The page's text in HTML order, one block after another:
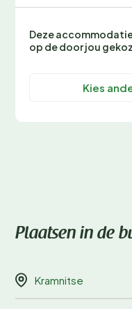
Deze
op de door jou
Kies
Plaatsen in de
Kramnitse